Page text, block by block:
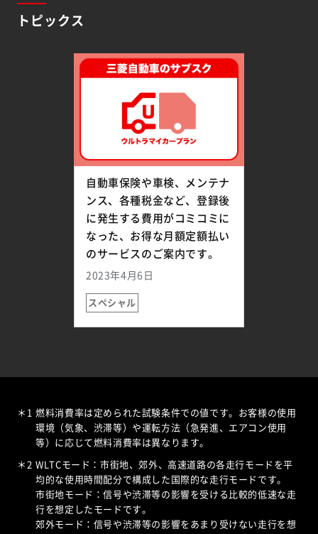
トピックス
自動車保険や車検、メンテナ
ンス、各種税金など、登録後
に発生する費用がコミコミに
なった、お得な月額定額払い
のサービスのご案内です。
2023年4月6日
スペシャル
＊1 燃料消費率は定められた試験条件での値です。お客様の使用
環境（気象、渋滞等）や運転方法（急発進、エアコン使用
等）に応じて燃料消費率は異なります。
＊2 WLTCモード：市街地、郊外、高速道路の各走行モードを平
均的な使用時間配分で構成した国際的な走行モードです。
市街地モード：信号や渋滞等の影響を受ける比較的低速な走
行を想定したモードです。
郊外モード：信号や渋滞等の影響をあまり受けない走行を想